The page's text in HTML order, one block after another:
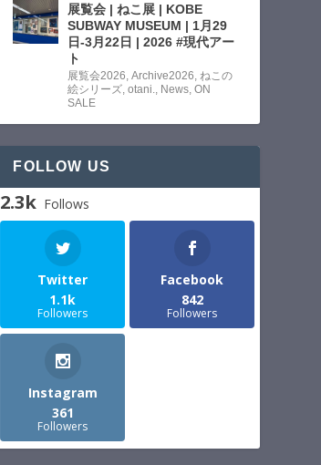
展覧会 | ねこ展 | KOBE
SUBWAY MUSEUM | 1月29
日-3月22日 | 2026 #現代アー
ト
展覧会2026,Archive2026,ねこの
絵シリーズ,otani., News,ON
SALE
FOLLOW US
2.3k Follows
Twitter
1.1k
Followers
Facebook
842
Followers
Instagram
361
Followers